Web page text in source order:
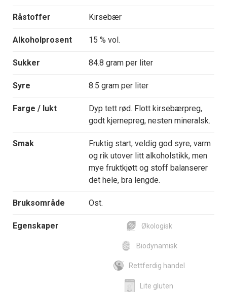
Råstoffer Kirsebær
Alkoholprosent 15 % vol.
Sukker 84.8 gram per liter
Syre 8.5 gram per liter
Farge / lukt
Dyp tett rød. Flott kirsebærpreg,
godt kjernepreg, nesten mineralsk.
Smak
Fruktig start, veldig god syre, varm
og rik utover litt alkoholstikk, men
mye fruktkjøtt og stoff balanserer
det hele, bra lengde.
Bruksområde Ost.
Egenskaper Økologisk
Biodynamisk
Rettferdig handel
Lite gluten